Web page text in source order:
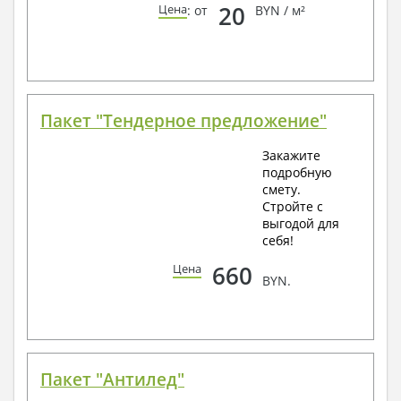
Цена: от 20 BYN / м²
Пакет "Тендерное предложение"
Закажите
подробную
смету.
Стройте с
выгодой для
себя!
Цена 660 BYN.
Пакет "Антилед"